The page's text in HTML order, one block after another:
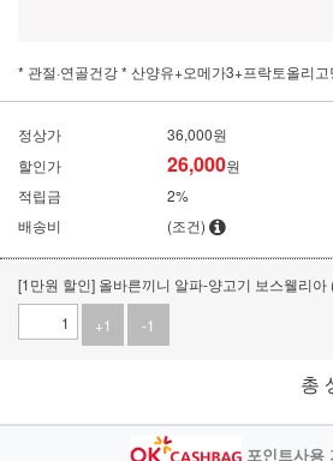
* 관절·연골건강 * 산양유+오메가3+프락토올리고
정상가
36,000원
할인가
26,000원
적립금
2%
배송비
(조건)
[1만원 할인] 올바른끼니 알파-양고기 보스웰리
+1
-1
총
포인트사용